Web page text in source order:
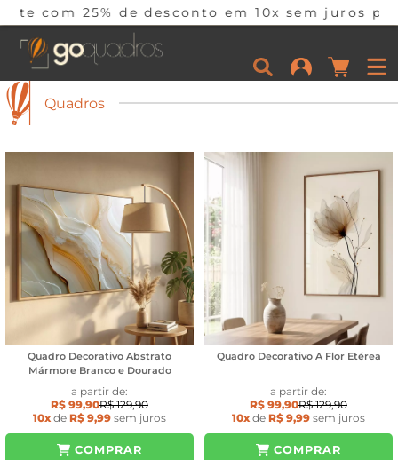
juros por tempo limitado. Corra e aproveite!
Quadros
Quadro Decorativo Abstrato
Mármore Branco e Dourado
a partir de:
R$ 99,90R$ 129,90
10xde R$ 9,99 sem juros
COMPRAR
Quadro Decorativo A Flor Etérea
a partir de:
R$ 99,90R$ 129,90
10xde R$ 9,99 sem juros
COMPRAR